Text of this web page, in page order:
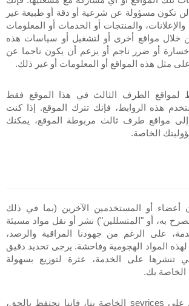
لن تكون مسؤولة عن شرعية أو دقة أو طبيعة غير
والمنتجات أو الخدمات أو المعلومات
خلال مواقع أخرى أو لتشغيل أو سياسات هذه
خسارة أو ضرر ناجم أو يزعم أن يكون ناجما عن
على مثل هذه المواقع أو المعلومات أو غير ذلك.
8.3 روابط لمواقع الطرف الثالث في هذا الموقع فقط
هذه الروابط، فإنك تترك الموقع. إذا كنت
مواقع طرف ثالث مربوطة الموقع، يمكنك
الخاصة.
أعضاء أو المستخدمين الآخرين (بما في ذلك
به، أو "المتسللين") نشر أو نقل مواد مسيئة
على الرغم من جهودنا المراقبة والرصد،
المواد الهجومية وفاحشة. يرجى تحديد دقيق
تنشرها على الخدمة، عثرة لتوزيع بسهولة
الخاصة بك.
9.2 من اجل الحفاظ على sevrices الخاصة بنا، فإننا نحتفظ بالحق،